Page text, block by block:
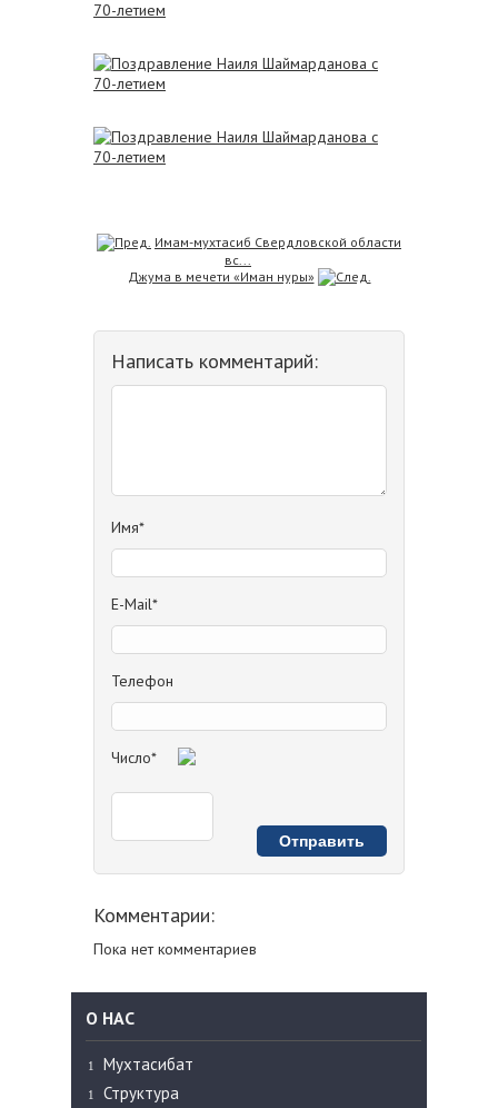
Имам-мухтасиб Свердловской области
вс...
Джума в мечети «Иман нуры»
Написать комментарий:
Имя*
E-Mail*
Телефон
Число*
Комментарии:
Пока нет комментариев
О НАС
Мухтасибат
Структура